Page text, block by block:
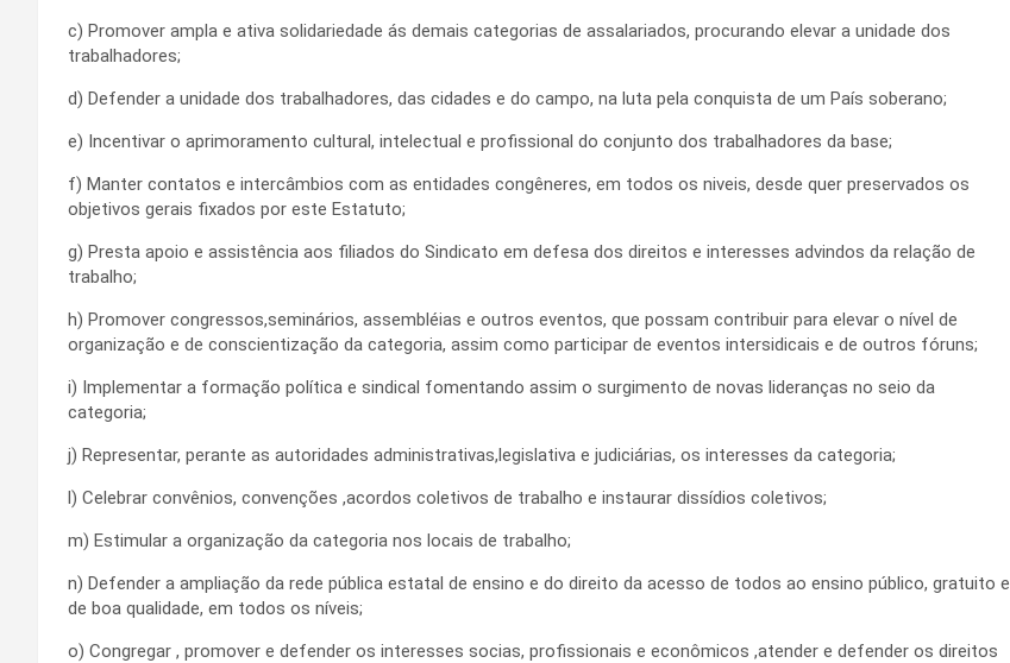
c) Promover ampla e ativa solidariedade ás demais categorias de assalariados, procurando elevar a unidade dos
trabalhadores;
d) Defender a unidade dos trabalhadores, das cidades e do campo, na luta pela conquista de um País soberano;
e) Incentivar o aprimoramento cultural, intelectual e profissional do conjunto dos trabalhadores da base;
f) Manter contatos e intercâmbios com as entidades congêneres, em todos os niveis, desde quer preservados os
objetivos gerais fixados por este Estatuto;
g) Presta apoio e assistência aos filiados do Sindicato em defesa dos direitos e interesses advindos da relação de
trabalho;
h) Promover congressos,seminários, assembléias e outros eventos, que possam contribuir para elevar o nível de
organização e de conscientização da categoria, assim como participar de eventos intersidicais e de outros fóruns;
i) Implementar a formação política e sindical fomentando assim o surgimento de novas lideranças no seio da
categoria;
j) Representar, perante as autoridades administrativas,legislativa e judiciárias, os interesses da categoria;
l) Celebrar convênios, convenções ,acordos coletivos de trabalho e instaurar dissídios coletivos;
m) Estimular a organização da categoria nos locais de trabalho;
n) Defender a ampliação da rede pública estatal de ensino e do direito da acesso de todos ao ensino público, gratuito e
de boa qualidade, em todos os níveis;
o) Congregar , promover e defender os interesses socias, profissionais e econômicos ,atender e defender os direitos